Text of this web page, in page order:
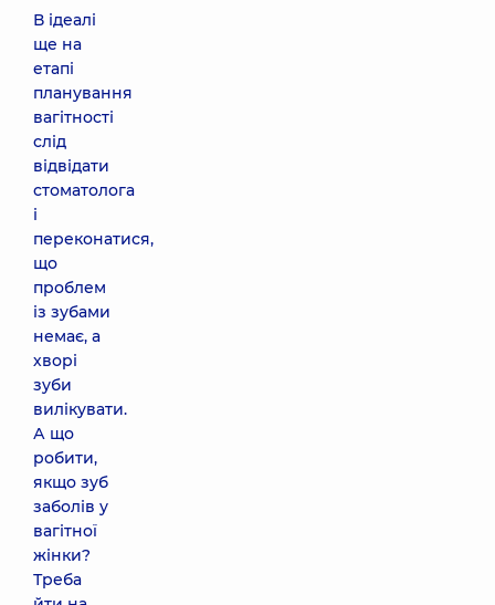
В ідеалі
ще на
етапі
планування
вагітності
слід
відвідати
стоматолога
і
переконатися,
що
проблем
із зубами
немає, а
хворі
зуби
вилікувати.
А що
робити,
якщо зуб
заболів у
вагітної
жінки?
Треба